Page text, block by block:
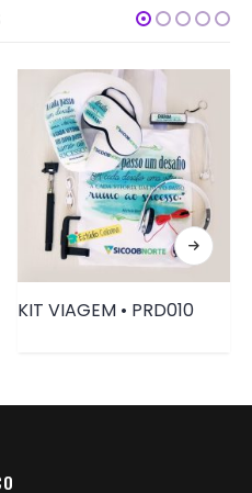
KIT VIAGEM • PRD010